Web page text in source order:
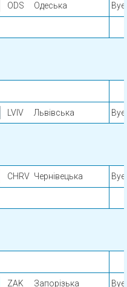
ODS Одеська Bye
LVIV Львівська Bye
CHRV Чернівецька Bye
ZAK Запорізька Bye